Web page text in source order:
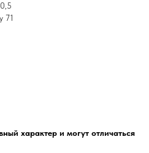
71
характер и могут отличаться